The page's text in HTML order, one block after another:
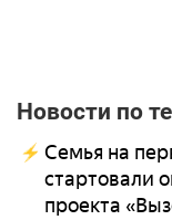
Новости по
Семья на
стартовали
проекта